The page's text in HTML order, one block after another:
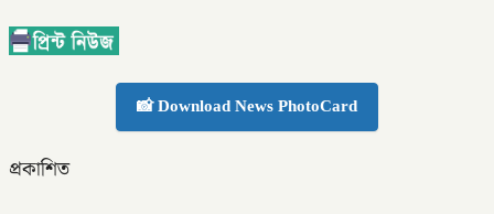
📸 Download News PhotoCard
প্রকাশিত